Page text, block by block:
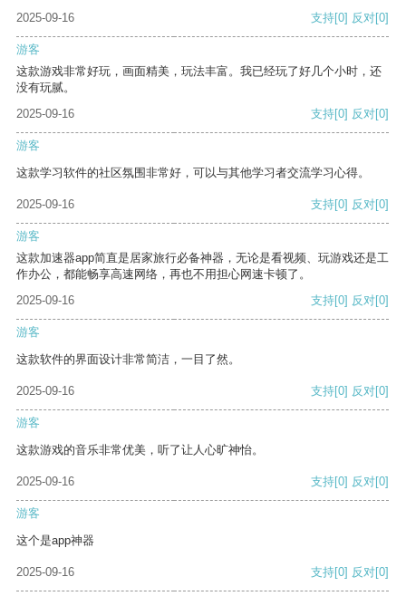
2025-09-16
支持[0] 反对[0]
游客
这款游戏非常好玩，画面精美，玩法丰富。我已经玩了好几个小时，还
没有玩腻。
2025-09-16
支持[0] 反对[0]
游客
这款学习软件的社区氛围非常好，可以与其他学习者交流学习心得。
2025-09-16 支持[0] 反对[0]
游客
这款加速器app简直是居家旅行必备神器，无论是看视频、玩游戏还是工
作办公，都能畅享高速网络，再也不用担心网速卡顿了。
2025-09-16
支持[0] 反对[0]
游客
这款软件的界面设计非常简洁，一目了然。
2025-09-16 支持[0] 反对[0]
游客
这款游戏的音乐非常优美，听了让人心旷神怡。
2025-09-16 支持[0] 反对[0]
游客
这个是app神器
2025-09-16 支持[0] 反对[0]